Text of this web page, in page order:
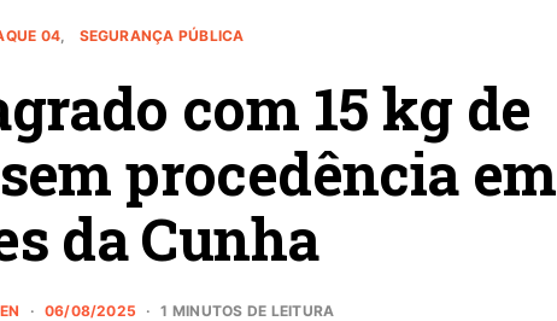
04 SEGURANÇA PÚBLICA
com 15 kg de
procedência em
da Cunha
06/08/2025 1 MINUTOS DE LEITURA